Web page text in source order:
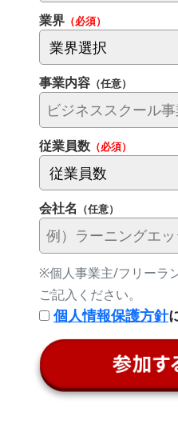
業界 （必須）
事業内容 （任意）
従業員数 （必須）
会社名 （任意）
※個人事業主/フリーラ
ご記入ください。
個人情報保護方針